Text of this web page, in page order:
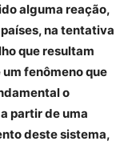
alguma reação,
na tentativa
que resultam
um fenômeno que
o
partir de uma
deste sistema,